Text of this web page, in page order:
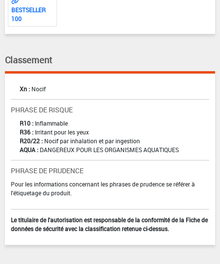
BESTSELLER
100
Classement
Xn : Nocif
PHRASE DE RISQUE
R10 : Inflammable
R36 : Irritant pour les yeux
R20/22 : Nocif par inhalation et par ingestion
AQUA : DANGEREUX POUR LES ORGANISMES AQUATIQUES
PHRASE DE PRUDENCE
Pour les informations concernant les phrases de prudence se référer à
l'étiquetage du produit.
Le titulaire de l'autorisation est responsable de la conformité de la Fiche de
données de sécurité avec la classification retenue ci-dessus.